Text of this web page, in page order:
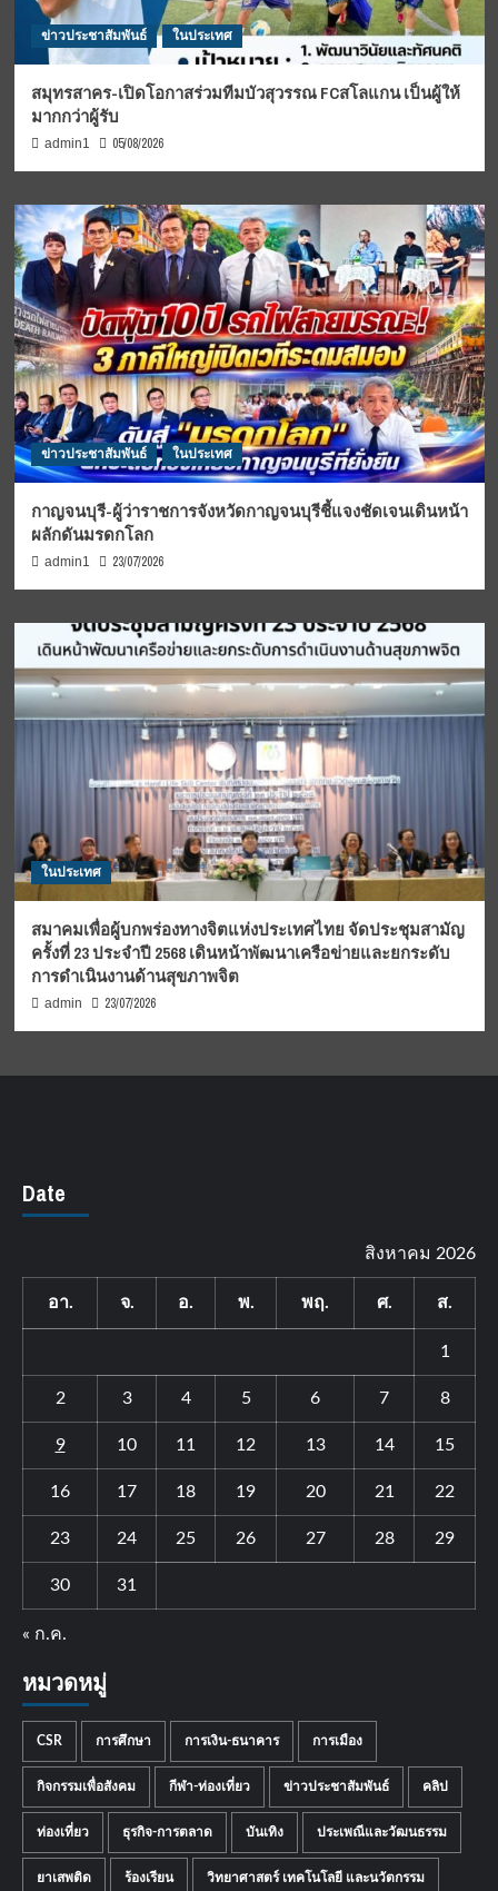
ข่าวประชาสัมพันธ์ ในประเทศ
สมุทรสาคร-เปิดโอกาสร่วมทีมบัวสุวรรณ FCสโลแกน เป็นผู้ให้
มากกว่าผู้รับ
admin1 05/08/2026
ข่าวประชาสัมพันธ์ ในประเทศ
กาญจนบุรี-ผู้ว่าราชการจังหวัดกาญจนบุรีชี้แจงชัดเจนเดินหน้า
ผลักดันมรดกโลก
admin1 23/07/2026
ในประเทศ
สมาคมเพื่อผู้บกพร่องทางจิตแห่งประเทศไทย จัดประชุมสามัญ
ครั้งที่ 23 ประจำปี 2568 เดินหน้าพัฒนาเครือข่ายและยกระดับ
การดำเนินงานด้านสุขภาพจิต
admin 23/07/2026
Date
สิงหาคม 2026
อา. จ. อ. พ. พฤ. ศ. ส.
1
2 3 4 5 6 7 8
9 10 11 12 13 14 15
16 17 18 19 20 21 22
23 24 25 26 27 28 29
30 31
« ก.ค.
หมวดหมู่
CSR การศึกษา การเงิน-ธนาคาร การเมือง
กิจกรรมเพื่อสังคม กีฬา-ท่องเที่ยว ข่าวประชาสัมพันธ์ คลิป
ท่องเที่ยว ธุรกิจ-การตลาด บันเทิง ประเพณีและวัฒนธรรม
ยาเสพติด ร้องเรียน วิทยาศาสตร์ เทคโนโลยี และนวัตกรรม